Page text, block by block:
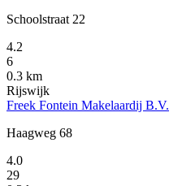
Schoolstraat 22
4.2
6
0.3 km
Rijswijk
Freek Fontein Makelaardij B.V.
Haagweg 68
4.0
29